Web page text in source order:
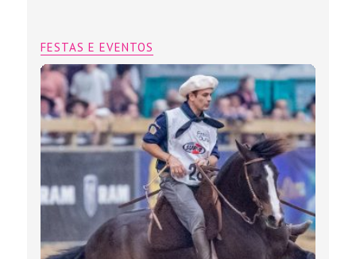
FESTAS E EVENTOS